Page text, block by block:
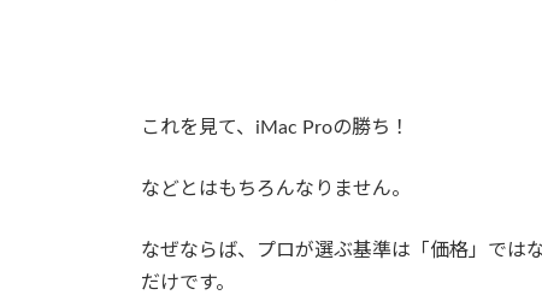
これを見て、iMac Proの勝ち！
などとはもちろんなりません。
なぜならば、プロが選ぶ基準は「価格」では
だけです。